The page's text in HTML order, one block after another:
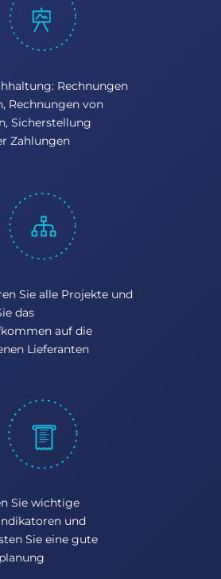
Rechnungen
Rechnungen von
Sicherstellung
Zahlungen
Sie alle Projekte und
das
auf die
Lieferanten
Sie wichtige
und
Sie eine gute